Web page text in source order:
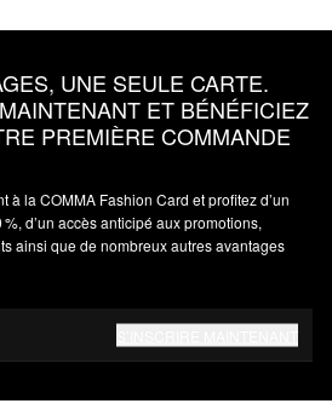
UNE SEULE CARTE.
ET BÉNÉFICIEZ
PREMIÈRE COMMANDE
à la COMMA Fashion Card et profitez d’un
d’un accès anticipé aux promotions,
ainsi que de nombreux autres avantages